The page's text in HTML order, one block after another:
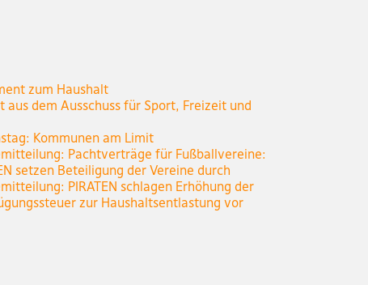
zum Haushalt
aus dem Ausschuss für Sport, Freizeit und
Kommunen am Limit
Pachtverträge für Fußballvereine:
setzen Beteiligung der Vereine durch
PIRATEN schlagen Erhöhung der
zur Haushaltsentlastung vor